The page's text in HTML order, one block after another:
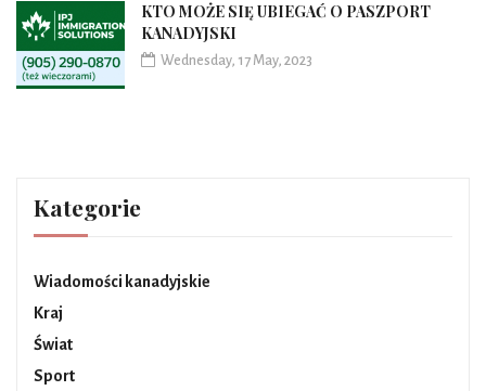
KTO MOŻE SIĘ UBIEGAĆ O PASZPORT
KANADYJSKI
Wednesday, 17 May, 2023
Kategorie
Wiadomości kanadyjskie
Kraj
Świat
Sport